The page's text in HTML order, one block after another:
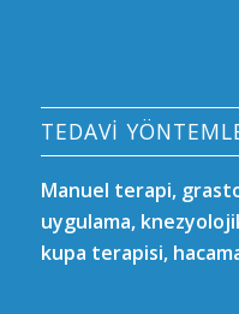
TEDAVİ
Manuel terapi,
uygulama,
kupa terapisi,